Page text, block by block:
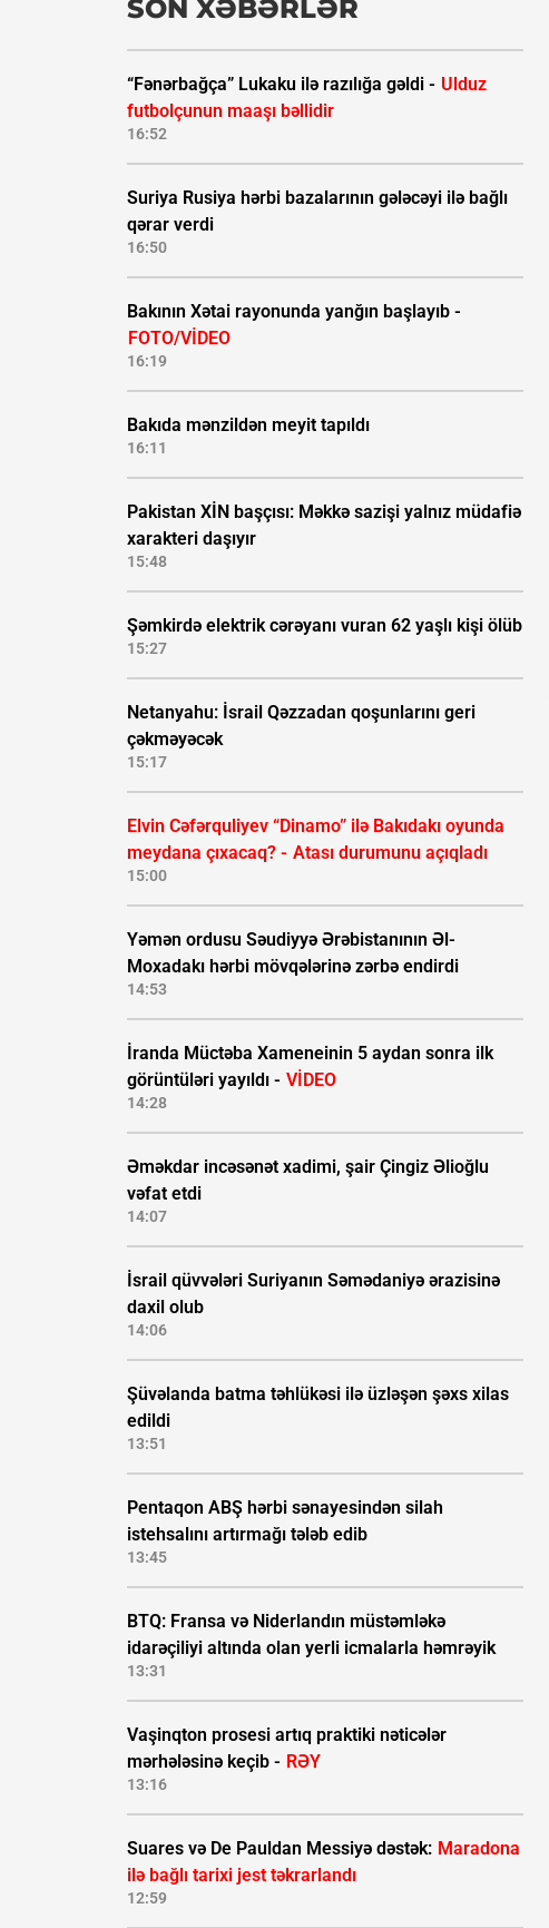
SON XƏBƏRLƏR
“Fənərbağça” Lukaku ilə razılığa gəldi - Ulduz
futbolçunun maaşı bəllidir
16:52
Suriya Rusiya hərbi bazalarının gələcəyi ilə bağlı
qərar verdi
16:50
Bakının Xətai rayonunda yanğın başlayıb -
FOTO/VİDEO
16:19
Bakıda mənzildən meyit tapıldı
16:11
Pakistan XİN başçısı: Məkkə sazişi yalnız müdafiə
xarakteri daşıyır
15:48
Şəmkirdə elektrik cərəyanı vuran 62 yaşlı kişi ölüb
15:27
Netanyahu: İsrail Qəzzadan qoşunlarını geri
çəkməyəcək
15:17
Elvin Cəfərquliyev “Dinamo” ilə Bakıdakı oyunda
meydana çıxacaq? - Atası durumunu açıqladı
15:00
Yəmən ordusu Səudiyyə Ərəbistanının Əl-
Moxadakı hərbi mövqələrinə zərbə endirdi
14:53
İranda Müctəba Xameneinin 5 aydan sonra ilk
görüntüləri yayıldı - VİDEO
14:28
Əməkdar incəsənət xadimi, şair Çingiz Əlioğlu
vəfat etdi
14:07
İsrail qüvvələri Suriyanın Səmədaniyə ərazisinə
daxil olub
14:06
Şüvəlanda batma təhlükəsi ilə üzləşən şəxs xilas
edildi
13:51
Pentaqon ABŞ hərbi sənayesindən silah
istehsalını artırmağı tələb edib
13:45
BTQ: Fransa və Niderlandın müstəmləkə
idarəçiliyi altında olan yerli icmalarla həmrəyik
13:31
Vaşinqton prosesi artıq praktiki nəticələr
mərhələsinə keçib - RƏY
13:16
Suares və De Pauldan Messiyə dəstək: Maradona
ilə bağlı tarixi jest təkrarlandı
12:59